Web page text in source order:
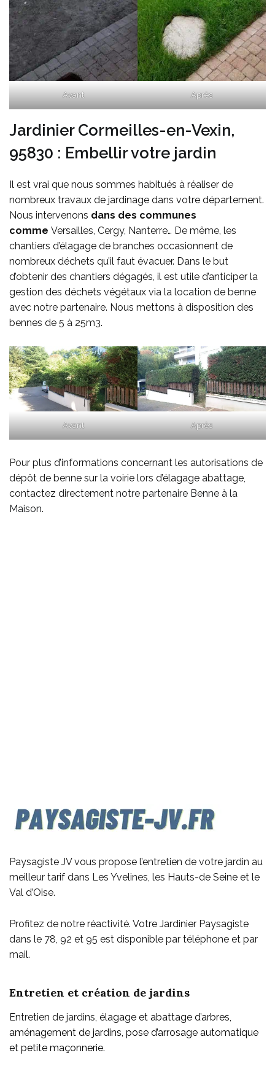
Avant Après
Jardinier Cormeilles-en-Vexin,
95830 : Embellir votre jardin
Il est vrai que nous sommes habitués à réaliser de
nombreux travaux de jardinage dans votre département.
Nous intervenons dans des communes
comme Versailles, Cergy, Nanterre… De même, les
chantiers d’élagage de branches occasionnent de
nombreux déchets qu’il faut évacuer. Dans le but
d’obtenir des chantiers dégagés, il est utile d’anticiper la
gestion des déchets végétaux via la location de benne
avec notre partenaire. Nous mettons à disposition des
bennes de 5 à 25m3.
Avant Après
Pour plus d’informations concernant les autorisations de
dépôt de benne sur la voirie lors d’élagage abattage,
contactez directement notre partenaire Benne à la
Maison.
Paysagiste JV vous propose l’entretien de votre jardin au
meilleur tarif dans Les Yvelines, les Hauts-de Seine et le
Val d’Oise.
Profitez de notre réactivité. Votre Jardinier Paysagiste
dans le 78, 92 et 95 est disponible par téléphone et par
mail.
Entretien et création de jardins
Entretien de jardins, élagage et abattage d’arbres,
aménagement de jardins, pose d’arrosage automatique
et petite maçonnerie.